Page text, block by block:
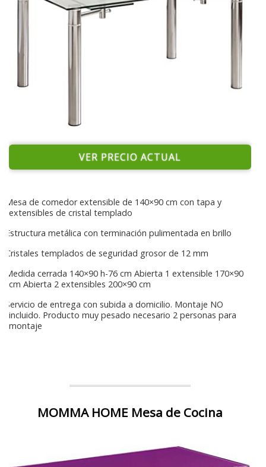
VER PRECIO ACTUAL
Mesa de comedor extensible de 140×90 cm con tapa y
extensibles de cristal templado
Estructura metálica con terminación pulimentada en brillo
Cristales templados de seguridad grosor de 12 mm
Medida cerrada 140×90 h-76 cm Abierta 1 extensible 170×90
cm Abierta 2 extensibles 200×90 cm
Servicio de entrega con subida a domicilio. Montaje NO
incluido. Producto muy pesado necesario 2 personas para
montaje
MOMMA HOME Mesa de Cocina